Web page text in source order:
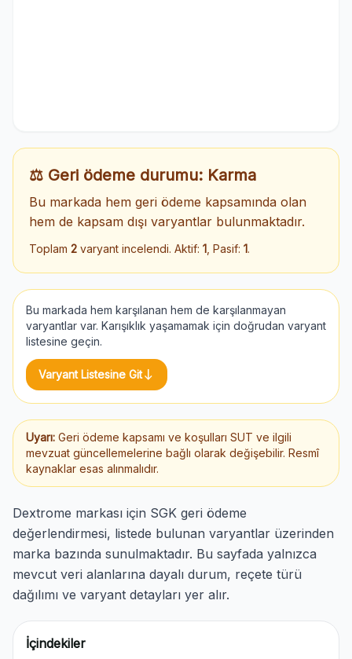
⚖️ Geri ödeme durumu: Karma
Bu markada hem geri ödeme kapsamında olan
hem de kapsam dışı varyantlar bulunmaktadır.
Toplam 2 varyant incelendi. Aktif: 1 , Pasif: 1.
Bu markada hem karşılanan hem de karşılanmayan
varyantlar var. Karışıklık yaşamamak için doğrudan varyant
listesine geçin.
Varyant Listesine Gitsouth
Uyarı: Geri ödeme kapsamı ve koşulları SUT ve ilgili
mevzuat güncellemelerine bağlı olarak değişebilir. Resmî
kaynaklar esas alınmalıdır.
Dextrome markası için SGK geri ödeme
değerlendirmesi, listede bulunan varyantlar üzerinden
marka bazında sunulmaktadır. Bu sayfada yalnızca
mevcut veri alanlarına dayalı durum, reçete türü
dağılımı ve varyant detayları yer alır.
İçindekiler